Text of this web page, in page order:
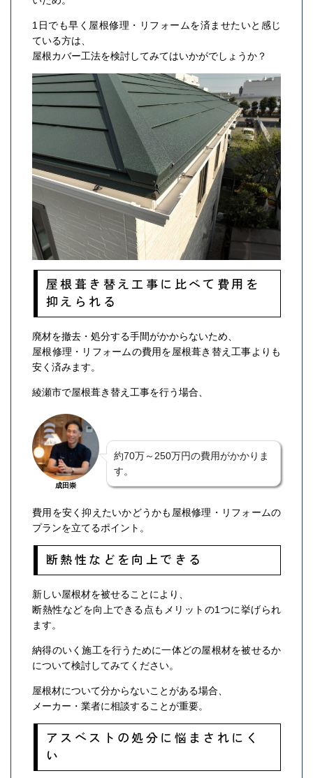
1日でも早く屋根修理・リフォームを済ませたいと感じ
ている方は、
屋根カバー工法を検討してみてはいかがでしょうか？
屋根葺き替え工事に比べて費用を
抑えられる
廃材を撤去・処分する手間がかからないため、
屋根修理・リフォームの費用を屋根葺き替え工事よりも
安く済みます。
綾瀬市で屋根葺き替え工事を行う場合、
成田崇
約70万～250万円の費用がかかりま
す。
費用を安く抑えたいかどうかも屋根修理・リフォームの
プランを立てるポイント。
断熱性などを向上できる
新しい屋根材を被せることにより、
断熱性などを向上できる点もメリットの1つに挙げられ
ます。
納得のいく施工を行うために一体どの屋根材を被せるか
について検討してみてください。
屋根材について分からないことがある場合、
メーカー・業者に相談することが重要。
アスベストの処分に悩まされにく
い